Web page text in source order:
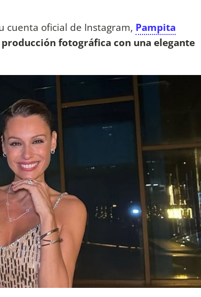
cuenta oficial de Instagram, Pampita
fotográfica con una elegante